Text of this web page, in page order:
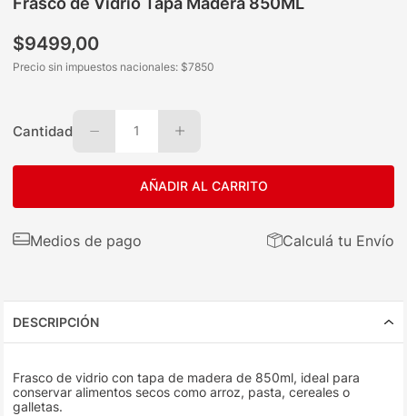
$9499,00
Precio sin impuestos nacionales: $7850
Cantidad 1
AÑADIR AL CARRITO
Medios de pago Calculá tu Envío
DESCRIPCIÓN
Frasco de vidrio con tapa de madera de 850ml, ideal para
conservar alimentos secos como arroz, pasta, cereales o
galletas.